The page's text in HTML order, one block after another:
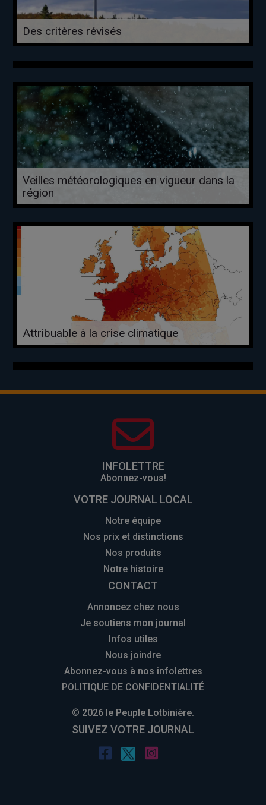
Des critères révisés
Veilles météorologiques en vigueur dans la
région
Attribuable à la crise climatique
INFOLETTRE
Abonnez-vous!
VOTRE JOURNAL LOCAL
Notre équipe
Nos prix et distinctions
Nos produits
Notre histoire
CONTACT
Annoncez chez nous
Je soutiens mon journal
Infos utiles
Nous joindre
Abonnez-vous à nos infolettres
POLITIQUE DE CONFIDENTIALITÉ
© 2026 le Peuple Lotbinière.
SUIVEZ VOTRE JOURNAL